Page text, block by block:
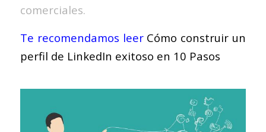
comerciales.
Te recomendamos leer Cómo construir un
perfil de LinkedIn exitoso en 10 Pasos